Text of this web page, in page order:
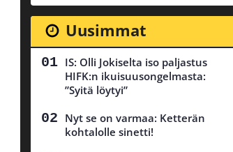
Uusimmat
IS: Olli Jokiselta iso paljastus
HIFK:n ikuisuusongelmasta:
”Syitä löytyi”
Nyt se on varmaa: Ketterän
kohtalolle sinetti!